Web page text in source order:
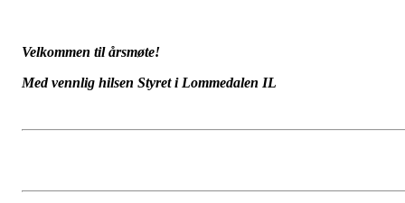
Velkommen til årsmøte!
Med vennlig hilsen Styret i Lommedalen IL